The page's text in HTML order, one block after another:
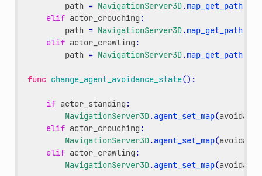
path = NavigationServer3D.map_get_path
elif actor_crouching :
path = NavigationServer3D.map_get_path
elif actor_crawling :
path = NavigationServer3D.map_get_path
func change_agent_avoidance_state():
if actor_standing :
NavigationServer3D.agent_set_map(
elif actor_crouching :
NavigationServer3D.agent_set_map(
elif actor_crawling :
NavigationServer3D.agent_set_map(